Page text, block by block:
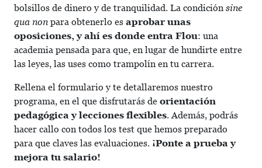
bolsillos de dinero y de tranquilidad. La condición sine
qua non para obtenerlo es aprobar unas
oposiciones, y ahí es donde entra Flou: una
academia pensada para que, en lugar de hundirte entre
las leyes, las uses como trampolín en tu carrera.
Rellena el formulario y te detallaremos nuestro
programa, en el que disfrutarás de orientación
pedagógica y lecciones flexibles. Además, podrás
hacer callo con todos los test que hemos preparado
para que claves las evaluaciones. ¡Ponte a prueba y
mejora tu salario!